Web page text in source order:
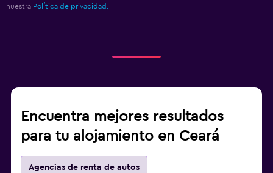
nuestra Política de privacidad.
Encuentra mejores resultados
para tu alojamiento en Ceará
Agencias de renta de autos